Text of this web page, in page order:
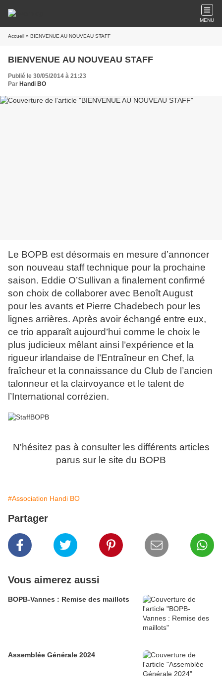
MENU
Accueil » BIENVENUE AU NOUVEAU STAFF
BIENVENUE AU NOUVEAU STAFF
Publié le 30/05/2014 à 21:23
Par Handi BO
Le BOPB est désormais en mesure d’annoncer
son nouveau staff technique pour la prochaine
saison. Eddie O’Sullivan a finalement confirmé
son choix de collaborer avec Benoît August
pour les avants et Pierre Chadebech pour les
lignes arrières. Après avoir échangé entre eux,
ce trio apparaît aujourd’hui comme le choix le
plus judicieux mêlant ainsi l’expérience et la
rigueur irlandaise de l’Entraîneur en Chef, la
fraîcheur et la connaissance du Club de l’ancien
talonneur et la clairvoyance et le talent de
l’International corrézien.
N'hésitez pas à consulter les différents articles
parus sur le site du BOPB
#Association Handi BO
Partager
Vous aimerez aussi
BOPB-Vannes : Remise des maillots
Assemblée Générale 2024